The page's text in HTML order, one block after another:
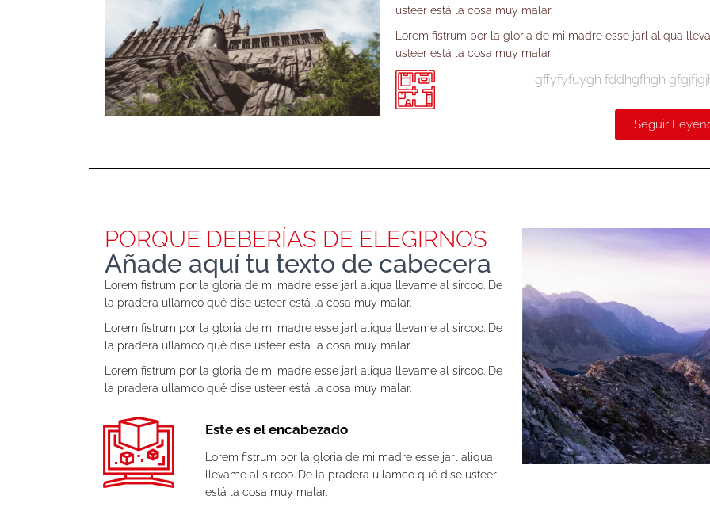
usteer está la cosa muy malar.
Lorem fistrum por la gloria de mi madre esse jarl aliqua
usteer está la cosa muy malar.
gffyfyfuygh fddhgfhgh
Seguir
PORQUE DEBERÍAS DE ELEGIRNOS
Añade aquí tu texto de cabecera
Lorem fistrum por la gloria de mi madre esse jarl aliqua llevame al sircoo. De
la pradera ullamco qué dise usteer está la cosa muy malar.
Lorem fistrum por la gloria de mi madre esse jarl aliqua llevame al sircoo. De
la pradera ullamco qué dise usteer está la cosa muy malar.
Lorem fistrum por la gloria de mi madre esse jarl aliqua llevame al sircoo. De
la pradera ullamco qué dise usteer está la cosa muy malar.
Este es el encabezado
Lorem fistrum por la gloria de mi madre esse jarl aliqua
llevame al sircoo. De la pradera ullamco qué dise usteer
está la cosa muy malar.